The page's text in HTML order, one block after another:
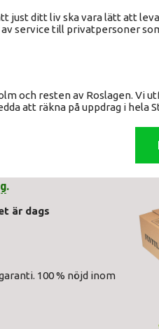
just ditt liv ska vara lätt att
service till privatpersoner
och resten av Roslagen. Vi
att räkna på uppdrag i hela
.
är dags
100 % nöjd inom